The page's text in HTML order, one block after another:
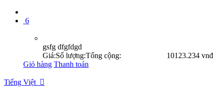
6
gsfg dfgfdgd
Giá:
123.234 vnđ
Số lượng: 10
Tổng cộng:
Giỏ hàng Thanh toán
Tiếng Việt 